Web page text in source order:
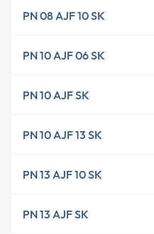
PN 08 AJF 10 SK
PN 10 AJF 06 SK
PN 10 AJF SK
PN 10 AJF 13 SK
PN 13 AJF 10 SK
PN 13 AJF SK